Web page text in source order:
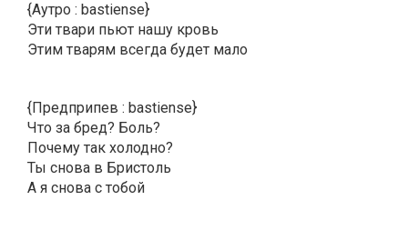
{Аутро : bastiense}
Эти твари пьют нашу кровь
Этим тварям всегда будет мало
{Предприпев : bastiense}
Что за бред? Боль?
Почему так холодно?
Ты снова в Бристоль
А я снова с тобой